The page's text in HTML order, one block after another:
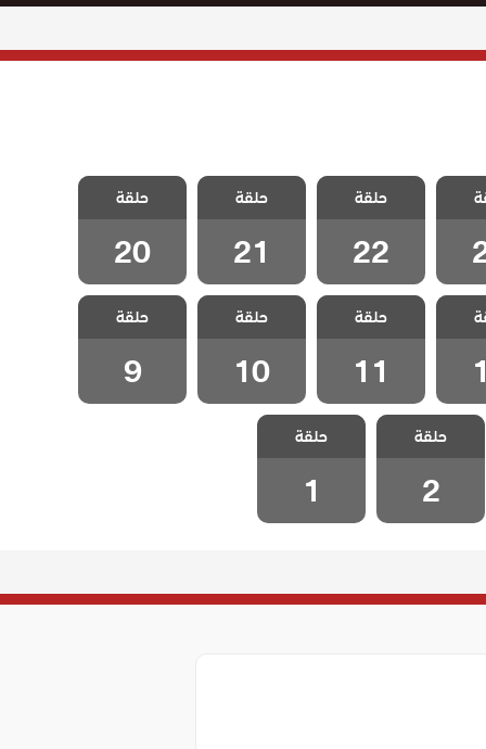
مسلسل فيلينتا
الموسم الثانى
الحلقة 22
حلقة
22
مسلسل فيلينتا
الموسم الثانى
الحلقة 21
حلقة
21
مسلسل فيلينتا
الموسم الثانى
الحلقة 20
حلقة
20
مسلسل فيلينتا
الموسم الثانى
الحلقة 11
حلقة
11
مسلسل فيلينتا
الموسم الثانى
الحلقة 10
حلقة
10
مسلسل فيلينتا
الموسم الثانى
الحلقة 9
حلقة
9
مسلسل فيلينتا
الموسم الثانى
الحلقة 2
حلقة
2
مسلسل فيلينتا
الموسم الثانى
الحلقة 1
حلقة
1